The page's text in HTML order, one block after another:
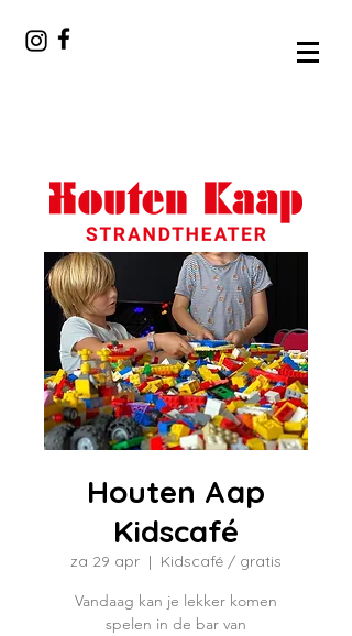
Houten Aap
Kidscafé
za 29 apr
  |
Kidscafé / gratis
Vandaag kan je lekker komen
spelen in de bar van